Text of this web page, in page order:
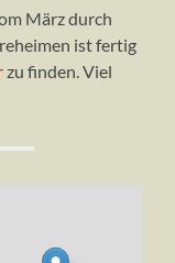
März durch
ist fertig
zu finden. Viel